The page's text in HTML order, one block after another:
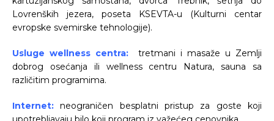
Lovrenških jezera, poseta KSEVTA-u (Kulturni centar
evropske svemirske tehnologije).
Usluge wellness centra: tretmani i masaže u Zemlji
dobrog osećanja ili wellness centru Natura, sauna sa
različitim programima.
Internet: neograničen besplatni pristup za goste koji